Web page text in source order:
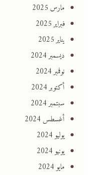
مارس 2025
فبراير 2025
يناير 2025
ديسمبر 2024
نوفمبر 2024
أكتوبر 2024
سبتمبر 2024
أغسطس 2024
يوليو 2024
يونيو 2024
مايو 2024